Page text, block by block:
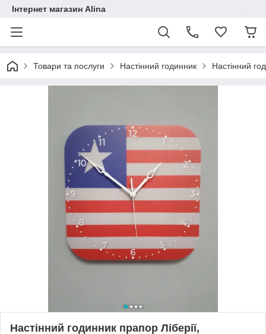
Інтернет магазин Alina
Товари та послуги Настінний годинник Настінний
Настінний годинник прапор Ліберії,